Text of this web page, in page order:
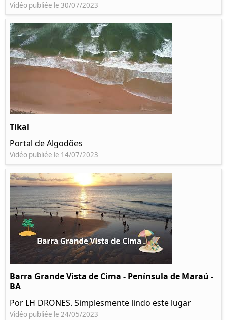
Vidéo publiée le 30/07/2023
Tikal
Portal de Algodões
Vidéo publiée le 14/07/2023
Barra Grande Vista de Cima - Península de Maraú -
BA
Por LH DRONES. Simplesmente lindo este lugar
Vidéo publiée le 24/05/2023